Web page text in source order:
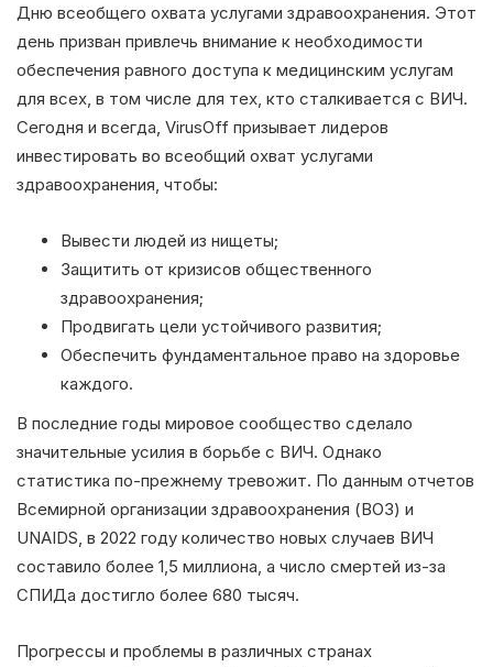
Дню всеобщего охвата услугами здравоохранения. Этот
день призван привлечь внимание к необходимости
обеспечения равного доступа к медицинским услугам
для всех, в том числе для тех, кто сталкивается с ВИЧ.
Сегодня и всегда, VirusOff призывает лидеров
инвестировать во всеобщий охват услугами
здравоохранения, чтобы:
Вывести людей из нищеты;
Защитить от кризисов общественного
здравоохранения;
Продвигать цели устойчивого развития;
Обеспечить фундаментальное право на здоровье
каждого.
В последние годы мировое сообщество сделало
значительные усилия в борьбе с ВИЧ. Однако
статистика по-прежнему тревожит. По данным отчетов
Всемирной организации здравоохранения (ВОЗ) и
UNAIDS, в 2022 году количество новых случаев ВИЧ
составило более 1,5 миллиона, а число смертей из-за
СПИДа достигло более 680 тысяч.
Прогрессы и проблемы в различных странах